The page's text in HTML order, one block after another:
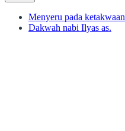
Menyeru pada ketakwaan
Dakwah nabi Ilyas as.